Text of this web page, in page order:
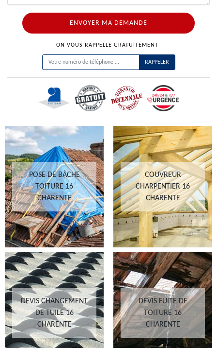
ON VOUS RAPPELLE GRATUITEMENT
POSE DE BÂCHE
TOITURE 16
CHARENTE
COUVREUR
CHARPENTIER 16
CHARENTE
DEVIS CHANGEMENT
DE TUILE 16
CHARENTE
DEVIS FUITE DE
TOITURE 16
CHARENTE